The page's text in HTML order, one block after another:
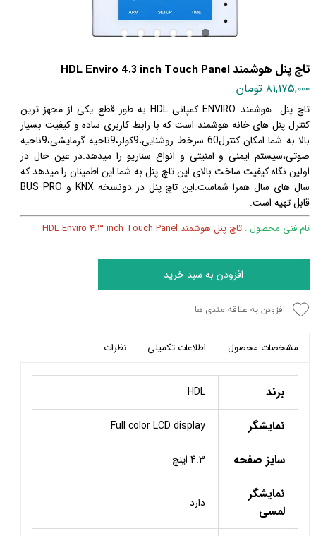
تاچ پنل هوشمند HDL Enviro 4.3 inch Touch Panel
۸۱,۱۷۵,۰۰۰ تومان
تاچ پنل هوشمند ENVIRO کمپانی HDL به طور قطع یکی از مجهز ترین
کنترل پنل های خانه هوشمند است که با رابط کاربری ساده و کیفیت بسیار
بالا به شما امکان کنترل60 سرخط روشنایی،9کولر،9ناحیه گرمایشی،9ناحیه
صوتی،سیستم ایمنی و امنیتی و انواع سناریو را میدهد.در عین حال در
اولین نگاه کیفیت ساخت بالای این تاچ پنل به شما این اطمینان را میدهد که
سال های سال همرا شماست.
این تاچ پنل در دونسخه KNX و BUS PRO
قابل تهیه است.
نام فنی محصول : تاچ پنل هوشمند HDL Enviro 4.3 inch Touch Panel
افزودن به سبد خرید
افزودن به علاقه مندی ها
مشخصات محصول اطلاعات تکمیلی نظرات
برند HDL
نمایشگر Full color LCD display
سایز صفحه 4.3 اینچ
نمایشگر
لمسی
دارد